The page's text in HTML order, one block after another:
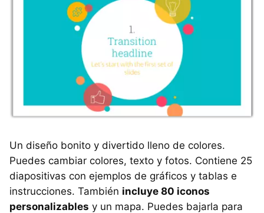
Un diseño bonito y divertido lleno de colores.
Puedes cambiar colores, texto y fotos. Contiene 25
diapositivas con ejemplos de gráficos y tablas e
instrucciones. También incluye 80 iconos
personalizables y un mapa. Puedes bajarla para